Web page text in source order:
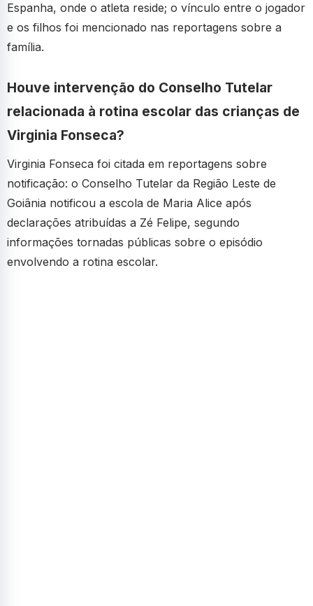
Espanha, onde o atleta reside; o vínculo entre o jogador
e os filhos foi mencionado nas reportagens sobre a
família.
Houve intervenção do Conselho Tutelar
relacionada à rotina escolar das crianças de
Virginia Fonseca?
Virginia Fonseca foi citada em reportagens sobre
notificação: o Conselho Tutelar da Região Leste de
Goiânia notificou a escola de Maria Alice após
declarações atribuídas a Zé Felipe, segundo
informações tornadas públicas sobre o episódio
envolvendo a rotina escolar.